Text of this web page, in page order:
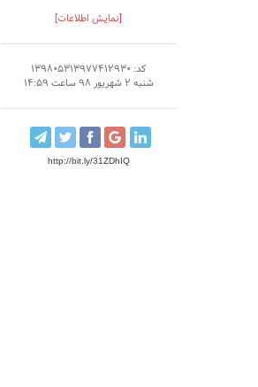
[نمایش اطلاعات]
کد: 139805313977412930
شنبه 2 شهریور 98 ساعت 14:59
http://bit.ly/31ZDhIQ